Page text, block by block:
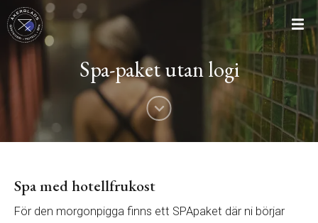
Spa-paket utan logi
Spa med hotellfrukost
För den morgonpigga finns ett SPApaket där ni börjar